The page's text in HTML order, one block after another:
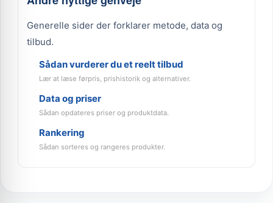
Generelle sider der forklarer metode, data og
tilbud.
Sådan vurderer du et reelt tilbud
Lær at læse førpris, prishistorik og alternativer.
Data og priser
Sådan opdateres priser og produktdata.
Rankering
Sådan sorteres og rangeres produkter.